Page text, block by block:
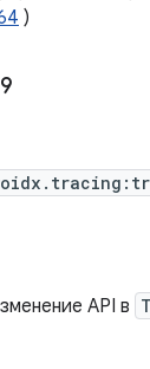
)
API в